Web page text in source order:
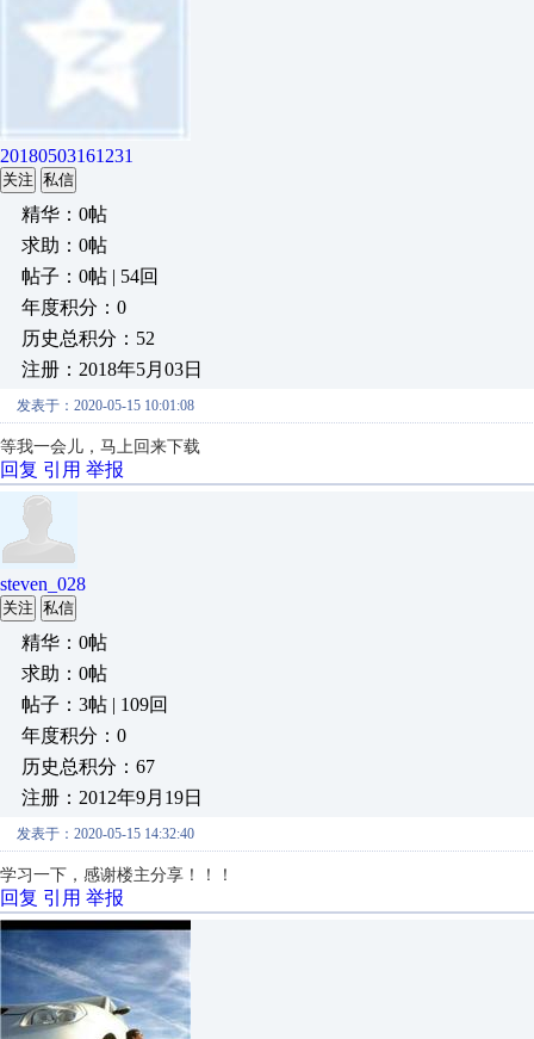
20180503161231
关注 私信
精华：0帖
求助：0帖
帖子：0帖 | 54回
年度积分：0
历史总积分：52
注册：2018年5月03日
发表于：2020-05-15 10:01:08
等我一会儿，马上回来下载
回复 引用 举报
steven_028
关注 私信
精华：0帖
求助：0帖
帖子：3帖 | 109回
年度积分：0
历史总积分：67
注册：2012年9月19日
发表于：2020-05-15 14:32:40
学习一下，感谢楼主分享！！！
回复 引用 举报